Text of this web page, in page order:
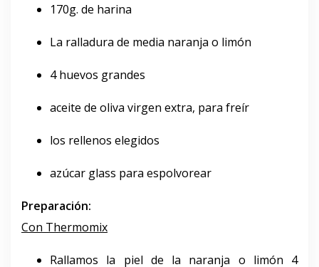
170g. de harina
La ralladura de media naranja o limón
4 huevos grandes
aceite de oliva virgen extra, para freír
los rellenos elegidos
azúcar glass para espolvorear
Preparación:
Con Thermomix
Rallamos la piel de la naranja o limón 4